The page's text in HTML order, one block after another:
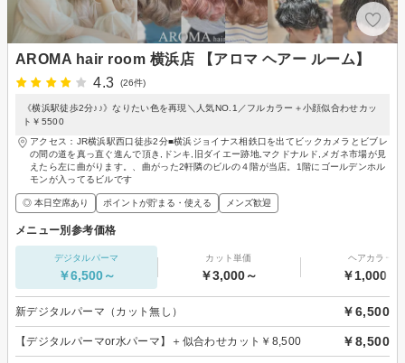
AROMA hair room 横浜店 【アロマ ヘアー ルーム】
4.3
(26件)
《横浜駅徒歩2分♪♪》なりたい色を再現＼人気NO.1／フルカラー＋小顔似合わせカッ
ト￥5500
アクセス：JR横浜駅西口徒歩2分■横浜ジョイナス相鉄口を出てビックカメラとビブレ
の間の道を真っ直ぐ進んで頂き,ドンキ,旧ダイエー跡地,マクドナルド,メガネ市場が見
えたら左に曲がります。、曲がった2軒隣のビルの４階が当店。1階にゴールデンホル
モンが入ってるビルです
◎ 本日空席あり ポイントが貯まる・使える メンズ歓迎
メニュー別参考価格
デジタルパーマ
￥6,500～
カット単価
￥3,000～
ヘアカラー
￥1,000～
新デジタルパーマ（カット無し） ￥6,500
【デジタルパーマor水パーマ】＋似合わせカット￥8,500 ￥8,500